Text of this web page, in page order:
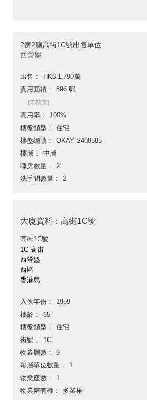
2房2廁高街1C號出售單位
西營盤
出售
HK$ 1,790萬
實用面積
896 呎
[未核實]
實用率
100%
樓盤類型
住宅
樓盤編號
OKAY-S408585
樓層
中層
睡房數量
2
洗手間數量
2
大廈資料：高街1C號
高街1C號
1C 高街
西營盤
西區
香港島
入伙年份
1959
樓齡
65
樓盤類型
住宅
街號
1C
物業層數
9
每層單位數量
1
物業座數
1
物業擁有權
多業權